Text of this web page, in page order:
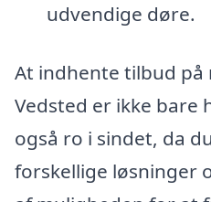
udvendige døre.
At indhente tilbud på
Vedsted er ikke bare
også ro i sindet, da
forskellige løsninger